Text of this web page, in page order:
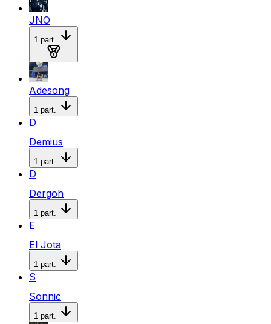
JNO
1 part.
Medalla de bronce
Adesong
1 part.
D
Demius
1 part.
D
Dergoh
1 part.
E
El Jota
1 part.
S
Sonnic
1 part.